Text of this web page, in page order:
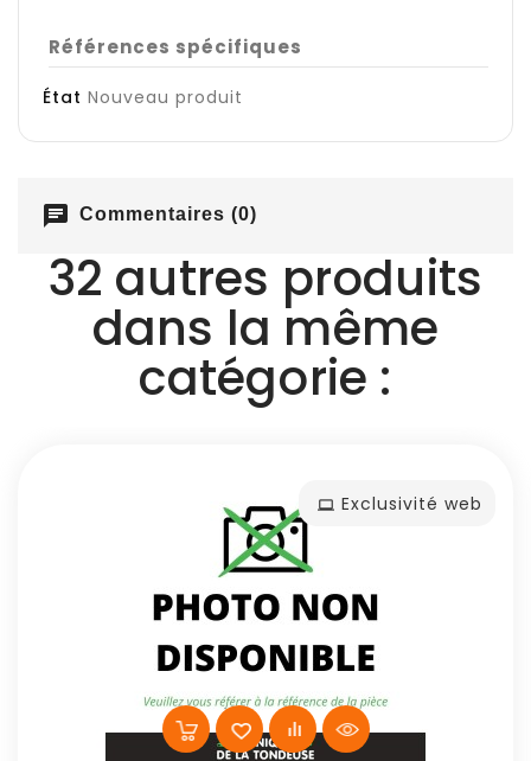
Références spécifiques
État Nouveau produit
chat Commentaires (0)
32 autres produits
dans la même
catégorie :
Exclusivité web